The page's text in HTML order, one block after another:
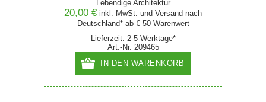
Lebendige Architektur
20,00 € inkl. MwSt. und Versand nach
Deutschland* ab € 50 Warenwert
Lieferzeit: 2-5 Werktage*
Art.-Nr. 209465
IN DEN WARENKORB